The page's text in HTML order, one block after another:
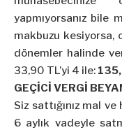
yapmıyorsanız bile
makbuzu kesiyorsa,
dönemler halinde
33,90 TL’yi 4 ile:
GEÇİCİ VERGİ
Siz sattığınız mal
6 aylık vadeyle